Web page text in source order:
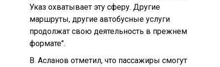
Указ охватывает эту сферу. Другие
маршруты, другие автобусные услуги
продолжат свою деятельность в прежнем
формате".
В. Асланов отметил, что пассажиры смогут